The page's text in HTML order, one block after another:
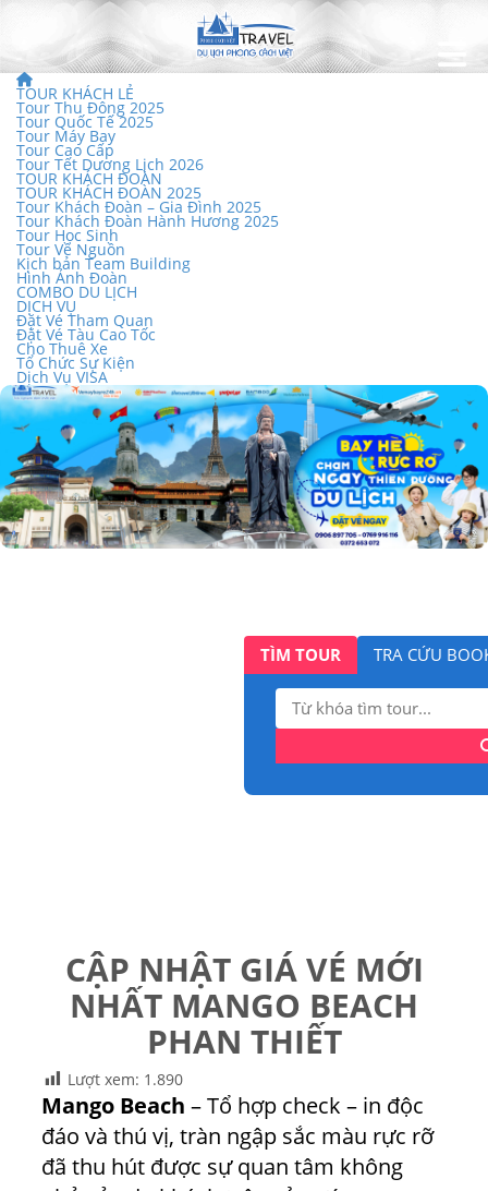
TOUR KHÁCH LẺ
Tour Thu Đông 2025
Tour Quốc Tế 2025
Tour Máy Bay
Tour Cao Cấp
Tour Tết Dương Lịch 2026
TOUR KHÁCH ĐOÀN
TOUR KHÁCH ĐOÀN 2025
Tour Khách Đoàn – Gia Đình 2025
Tour Khách Đoàn Hành Hương 2025
Tour Học Sinh
Tour Về Nguồn
Kịch bản Team Building
Hình Ảnh Đoàn
COMBO DU LỊCH
DỊCH VỤ
Đặt Vé Tham Quan
Đặt Vé Tàu Cao Tốc
Cho Thuê Xe
Tổ Chức Sự Kiện
Dịch Vụ VISA
TÌM TOUR TRA CỨU
Tìm
kiếm:
CẬP NHẬT GIÁ VÉ MỚI
NHẤT MANGO BEACH
PHAN THIẾT
Lượt xem: 1.890
Mango Beach – Tổ hợp check – in độc
đáo và thú vị, tràn ngập sắc màu rực rỡ
đã thu hút được sự quan tâm không